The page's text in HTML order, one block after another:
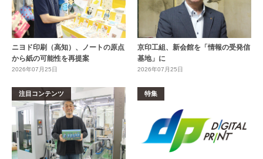
ニヨド印刷（高知）、ノートの原点
から紙の可能性を再提案
2026年07月25日
京印工組、新会館を「情報の受発信
基地」に
2026年07月25日
注目コンテンツ 特集